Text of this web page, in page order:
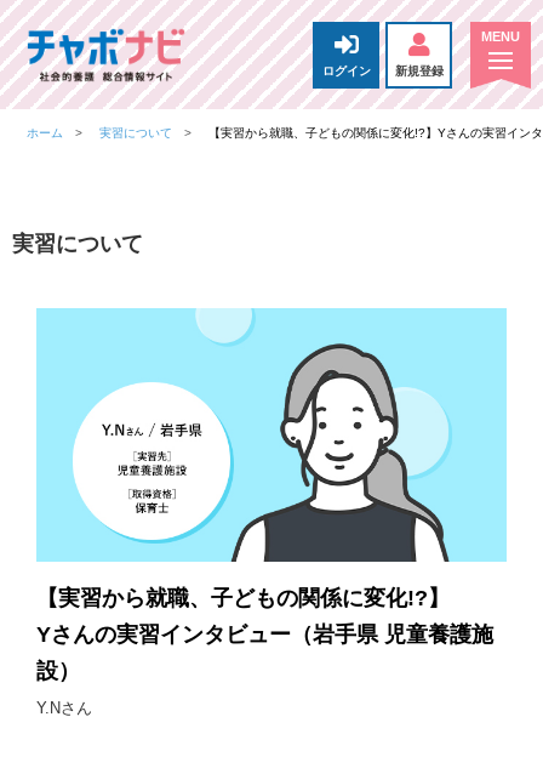
ログイン 新規登録
ホーム 実習について 【実習から就職、子どもの関係に変化!?】Yさんの実習イン
実習について
【実習から就職、子どもの関係に変化!?】
Yさんの実習インタビュー（岩手県 児童養護施
設）
Y.Nさん